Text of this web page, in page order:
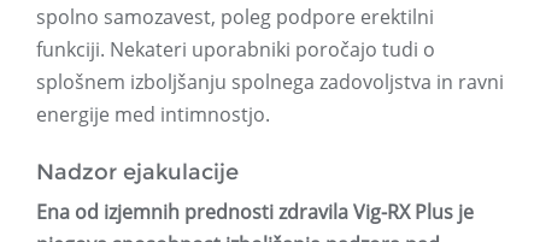
spolno samozavest, poleg podpore erektilni
funkciji. Nekateri uporabniki poročajo tudi o
splošnem izboljšanju spolnega zadovoljstva in ravni
energije med intimnostjo.
Nadzor ejakulacije
Ena od izjemnih prednosti zdravila Vig-RX Plus je